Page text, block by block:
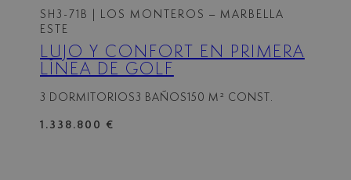
SH3-71B
| LOS MONTEROS – MARBELLA
ESTE
LUJO Y CONFORT EN PRIMERA
LÍNEA DE GOLF
3 DORMITORIOS3 BAÑOS 150 M² CONST.
1.338.800 €